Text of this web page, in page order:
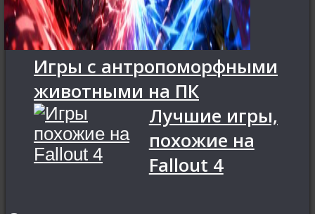
Игры с антропоморфными
животными на ПК
Лучшие игры,
похожие на
Fallout 4